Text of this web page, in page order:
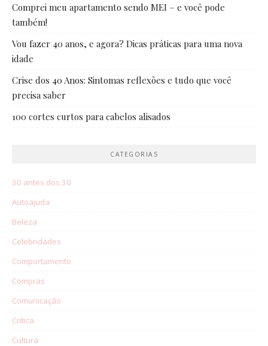
Comprei meu apartamento sendo MEI – e você pode
também!
Vou fazer 40 anos, e agora? Dicas práticas para uma nova
idade
Crise dos 40 Anos: Sintomas reflexões e tudo que você
precisa saber
100 cortes curtos para cabelos alisados
CATEGORIAS
30 antes dos 30
Autoajuda
Beleza
Celebridades
Comportamento
Compras
Comunicação
Crítica
Cultura